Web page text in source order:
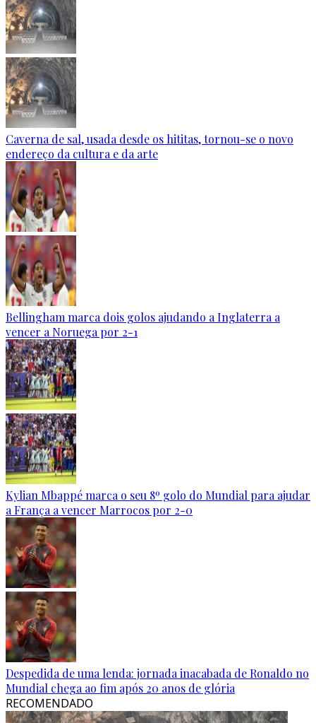
Caverna de sal, usada desde os hititas, tornou-se o novo
endereço da cultura e da arte
Bellingham marca dois golos ajudando a Inglaterra a
vencer a Noruega por 2-1
Kylian Mbappé marca o seu 8º golo do Mundial para ajudar
a França a vencer Marrocos por 2-0
Despedida de uma lenda: jornada inacabada de Ronaldo no
Mundial chega ao fim após 20 anos de glória
RECOMENDADO